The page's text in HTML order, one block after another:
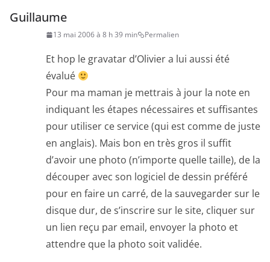
Guillaume
13 mai 2006 à 8 h 39 min Permalien
Et hop le gravatar d’Olivier a lui aussi été
évalué
Pour ma maman je mettrais à jour la note en
indiquant les étapes nécessaires et suffisantes
pour utiliser ce service (qui est comme de juste
en anglais). Mais bon en très gros il suffit
d’avoir une photo (n’importe quelle taille), de la
découper avec son logiciel de dessin préféré
pour en faire un carré, de la sauvegarder sur le
disque dur, de s’inscrire sur le site, cliquer sur
un lien reçu par email, envoyer la photo et
attendre que la photo soit validée.